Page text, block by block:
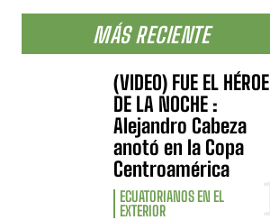
MÁS RECIENTE
(VIDEO) FUE EL HÉROE
DE LA NOCHE :
Alejandro Cabeza
anotó en la Copa
Centroamérica
ECUATORIANOS EN EL
EXTERIOR